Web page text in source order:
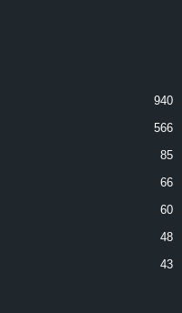
940
566
85
66
60
48
43